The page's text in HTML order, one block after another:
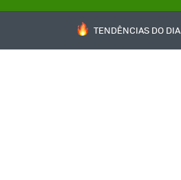
TENDÊNCIAS DO DIA